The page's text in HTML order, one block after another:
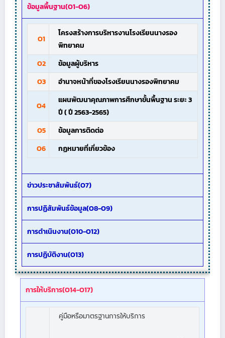
ข้อมูลพื้นฐาน(O1-O6)
O1
โครงสร้างการบริหารงานโรงเรียนนางรอง
พิทยาคม
O2
ข้อมูลผู้บริหาร
O3
อำนาจหน้าที่ของโรงเรียนนางรองพิทยาคม
O4
แผนพัฒนาคุณภาพการศึกษาขั้นพื้นฐาน ระยะ 3
ปี ( ปี 2563-2565)
O5
ข้อมูลการติดต่อ
O6
กฏหมายที่เกี่ยวข้อง
ข่าวประชาสัมพันธ์(O7)
การปฏิสัมพันธ์ข้อมูล(O8-O9)
การดำเนินงาน(O10-O12)
การปฏิบัติงาน(O13)
การให้บริการ(O14-O17)
คู่มือหรือมาตรฐานการให้บริการ